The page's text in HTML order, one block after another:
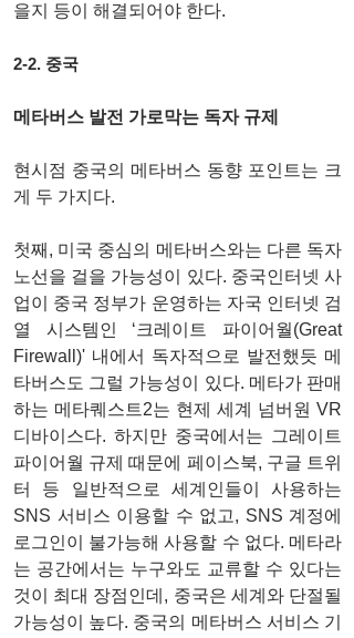
을지 등이 해결되어야 한다.
2-2. 중국
메타버스 발전 가로막는 독자 규제
현시점 중국의 메타버스 동향 포인트는 크
게 두 가지다.
첫째, 미국 중심의 메타버스와는 다른 독자
노선을 걸을 가능성이 있다. 중국인터넷 사
업이 중국 정부가 운영하는 자국 인터넷 검
열 시스템인 ‘크레이트 파이어월(Great
Firewall)' 내에서 독자적으로 발전했듯 메
타버스도 그럴 가능성이 있다. 메타가 판매
하는 메타퀘스트2는 현제 세계 넘버원 VR
디바이스다. 하지만 중국에서는 그레이트
파이어월 규제 때문에 페이스북, 구글 트위
터 등 일반적으로 세계인들이 사용하는
SNS 서비스 이용할 수 없고, SNS 계정에
로그인이 불가능해 사용할 수 없다. 메타라
는 공간에서는 누구와도 교류할 수 있다는
것이 최대 장점인데, 중국은 세계와 단절될
가능성이 높다. 중국의 메타버스 서비스 기